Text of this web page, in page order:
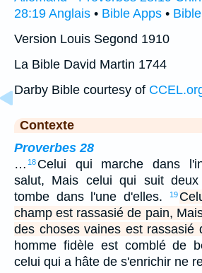
28:19 Anglais • Bible Apps •
Version Louis Segond 1910
La Bible David Martin 1744
Darby Bible courtesy of
Contexte
Proverbes 28
… 18 Celui qui marche dans
salut, Mais celui qui suit deux
tombe dans l'une d'elles.
19
champ est rassasié de pain,
des choses vaines est rassasié
homme fidèle est comblé de
celui qui a hâte de s'enrichir ne